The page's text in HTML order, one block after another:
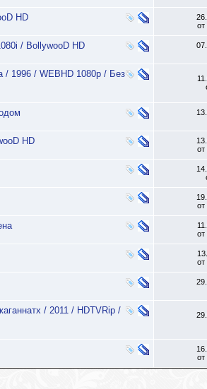
HD
от
/ BollywooD HD
/ 1996 / WEBHD 1080p / Без
HD
от
от
от
от
/ 2011 / HDTVRip /
от